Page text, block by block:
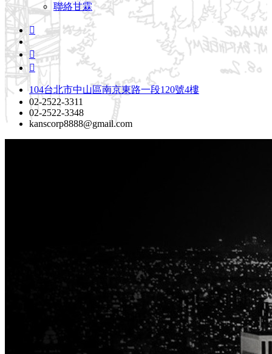
聯絡甘霖
104台北市中山區南京東路一段120號4樓
02-2522-3311
02-2522-3348
kanscorp8888@gmail.com